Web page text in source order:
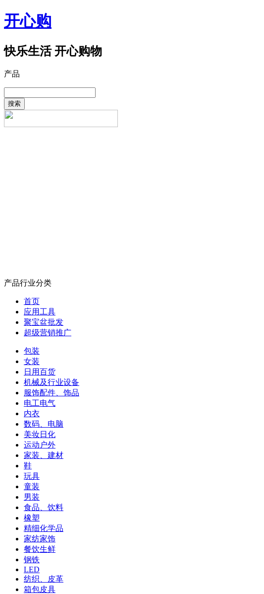
开心购
快乐生活 开心购物
产品
搜索
产品行业分类
首页
应用工具
聚宝盆批发
超级营销推广
包装
女装
日用百货
机械及行业设备
服饰配件、饰品
电工电气
内衣
数码、电脑
美妆日化
运动户外
家装、建材
鞋
玩具
童装
男装
食品、饮料
橡塑
精细化学品
家纺家饰
餐饮生鲜
钢铁
LED
纺织、皮革
箱包皮具